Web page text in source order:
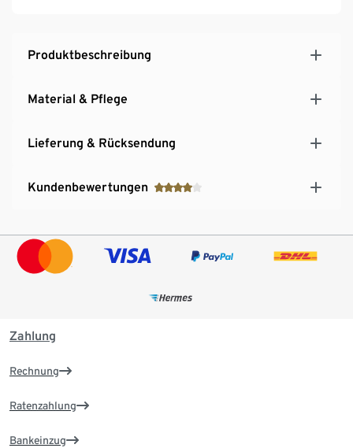
Produktbeschreibung
Material & Pflege
Lieferung & Rücksendung
Kundenbewertungen
Zahlung
Rechnung
Ratenzahlung
Bankeinzug